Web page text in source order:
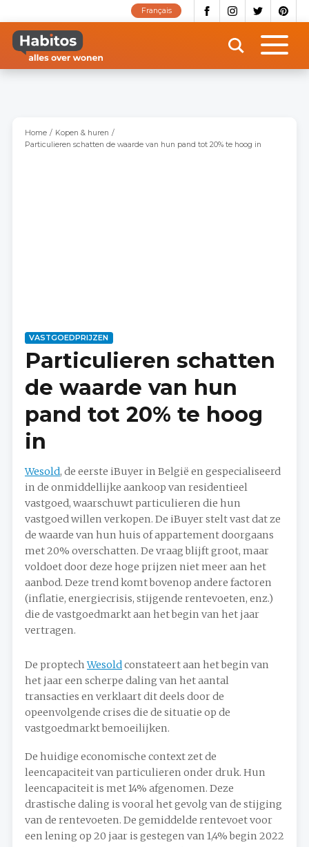
naar
inhoud
gaan
Français
Home
Kopen & huren
Particulieren schatten de waarde van hun pand tot 20% te hoog in
VASTGOEDPRIJZEN
Particulieren schatten
de waarde van hun
pand tot 20% te hoog
in
Wesold, de eerste iBuyer in België en gespecialiseerd
in de onmiddellijke aankoop van residentieel
vastgoed, waarschuwt particulieren die hun
vastgoed willen verkopen. De iBuyer stelt vast dat ze
de waarde van hun huis of appartement doorgaans
met 20% overschatten. De vraag blijft groot, maar
voldoet door deze hoge prijzen niet meer aan het
aanbod. Deze trend komt bovenop andere factoren
(inflatie, energiecrisis, stijgende rentevoeten, enz.)
die de vastgoedmarkt aan het begin van het jaar
vertragen.
De proptechWesoldconstateert aan het begin van
het jaar een scherpe daling van het aantal
transacties en verklaart dit deels door de
opeenvolgende crises die de situatie op de
vastgoedmarkt bemoeilijken.
De huidige economische context zet de
leencapaciteit van particulieren onder druk. Hun
leencapaciteit is met 14% afgenomen. Deze
drastische daling is vooral het gevolg van de stijging
van de rentevoeten. De gemiddelde rentevoet voor
een lening op 20 jaar is gestegen van 1,4% begin 2022